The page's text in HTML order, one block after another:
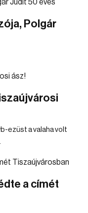
Polgár
ezüst a valaha volt
a címét